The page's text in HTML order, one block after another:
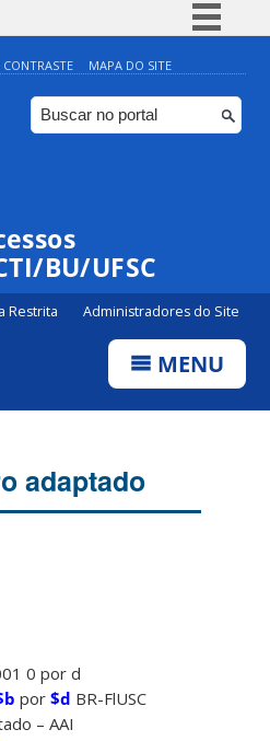
Simplifique!
Comunica BR
Participe
MAPA DO SITE
BU/UFSC
Restrita Administradores do Site
MENU
adaptado
0 por d
por$d BR-FlUSC
– AAI